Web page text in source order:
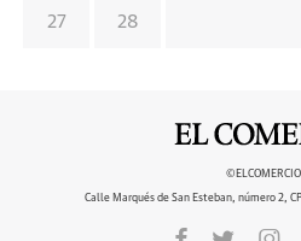
27 28
Calle Marqués de San Esteban, número 2,